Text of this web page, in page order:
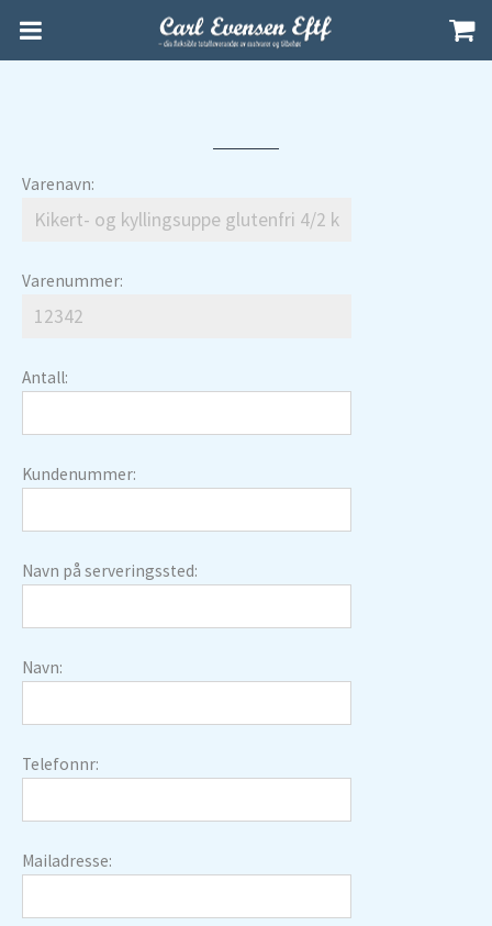
Varenavn:
Varenummer:
Antall:
Kundenummer:
Navn på serveringssted:
Navn:
Telefonnr:
Mailadresse: